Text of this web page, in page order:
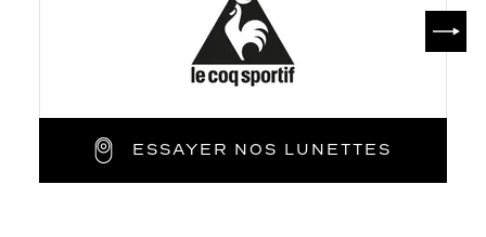
ESSAYER NOS LUNETTES